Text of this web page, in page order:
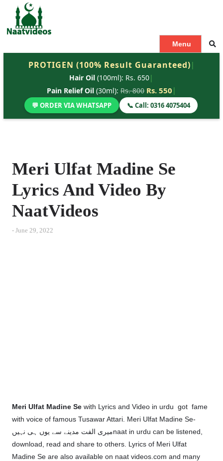
t
Menu
PROTIGEN (100% Result Guaranteed) |
Hair Oil (100ml): Rs. 650|
Pain Relief Oil(30ml): Rs. 800 Rs. 550 |
💬 ORDER VIA WHATSAPP 📞 Call: 0316 4075404
Meri Ulfat Madine Se
Lyrics And Video By
NaatVideos
-June 29, 2022
Meri Ulfat Madine Se with Lyrics and Video in urdu got fame
with voice of famous Tusawar Attari. Meri Ulfat Madine Se-
میری الفت مدینے سے یوں ہی نہیںnaat in urdu can be listened,
download, read and share to others. Lyrics of Meri Ulfat
Madine Se are also available on naat videos.com and many